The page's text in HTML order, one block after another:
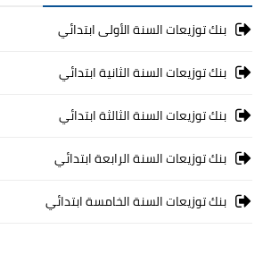
بنك توزيعات السنة الأولى ابتدائي
بنك توزيعات السنة الثانية ابتدائي
بنك توزيعات السنة الثالثة ابتدائي
بنك توزيعات السنة الرابعة ابتدائي
بنك توزيعات السنة الخامسة ابتدائي